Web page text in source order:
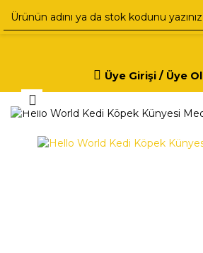
Üye Girişi / Üye Ol